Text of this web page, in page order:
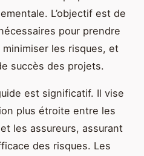
L’objectif est de
pour prendre
les risques, et
succès des projets.
est significatif. Il vise
plus étroite entre les
les assureurs, assurant
des risques. Les